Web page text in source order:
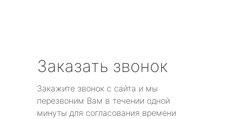
Заказать звонок
Закажите звонок с сайта и мы
перезвоним Вам в течении одной
минуты для согласования времени